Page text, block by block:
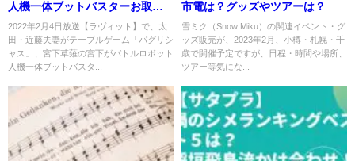
人機一体ブットバスターお取り
寄せ！太田・近藤夫妻や宮下お
すすめ！2月4日
2022年2月4日放送【ラヴィット】で、太
田・近藤夫妻がテーブルゲーム「パグリシ
ャス」、宮下草薙の宮下がバトルロボット
人機一体ブットバスタ...
市電は？グッズやツアーは？
雪ミク（Snow Miku）の関連イベント・グ
ッズ販売が、2023年2月、小樽・札幌・千
歳で開催予定ですが、日程・時間や場所、
ツアー等気にな...